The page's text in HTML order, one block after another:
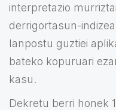
interpretazio
derrigortasun-
lanpostu guztiei
bateko kopuruari
kasu.
Dekretu berri honek